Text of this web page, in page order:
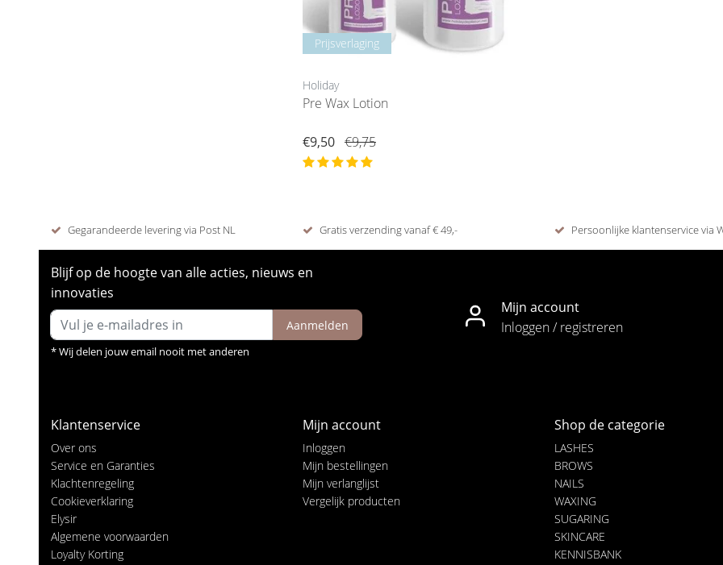
Prijsverlaging
Holiday
Pre Wax Lotion
€9,50 €9,75
Gegarandeerde levering via Post NL Gratis verzending vanaf € 49,- Persoonlijke klantenservice via
Blijf op de hoogte van alle acties, nieuws en
innovaties
Aanmelden
* Wij delen jouw email nooit met anderen
Mijn account
Inloggen / registreren
Klantenservice
Over ons
Service en Garanties
Klachtenregeling
Cookieverklaring
Elysir
Algemene voorwaarden
Loyalty Korting
Mijn account
Inloggen
Mijn bestellingen
Mijn verlanglijst
Vergelijk producten
Shop de categorie
LASHES
BROWS
NAILS
WAXING
SUGARING
SKINCARE
KENNISBANK